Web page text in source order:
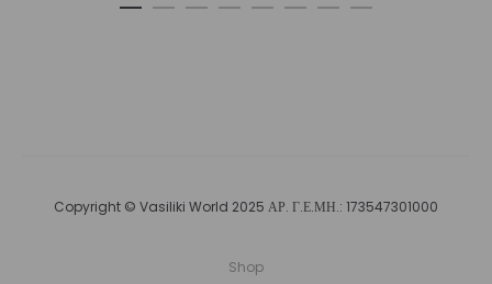
Copyright © Vasiliki World 2025 ΑΡ. Γ.Ε.ΜΗ.: 173547301000
Shop